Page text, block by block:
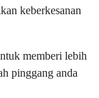
keberkesanan
memberi lebih
pinggang anda